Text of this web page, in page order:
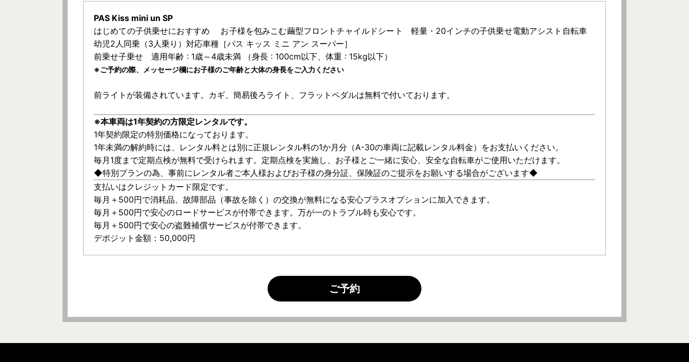
PAS Kiss mini un SP
はじめての子供乗せにおすすめ お子様を包みこむ繭型フロントチャイルドシート 軽量・20インチの子供乗せ電動アシスト自転車
幼児2人同乗（3人乗り）対応車種［パス キッス ミニ アン スーパー］
前乗せ子乗せ 適用年齢 : 1歳～4歳未満 （身長 : 100cm以下、体重 : 15kg以下）
※ご予約の際、メッセージ欄にお子様のご年齢と大体の身長をご入力ください
前ライトが装備されています。カギ、簡易後ろライト、フラットペダルは無料で付いております。
※本車両は1年契約の方限定レンタルです。
1年契約限定の特別価格になっております。
1年未満の解約時には、レンタル料とは別に正規レンタル料の1か月分（A-30の車両に記載レンタル料金）をお支払いください。
毎月1度まで定期点検が無料で受けられます。定期点検を実施し、お子様とご一緒に安心、安全な自転車がご使用いただけます。
◆特別プランの為、事前にレンタル者ご本人様およびお子様の身分証、保険証のご提示をお願いする場合がございます◆
支払いはクレジットカード限定です。
毎月＋500円で消耗品、故障部品（事故を除く）の交換が無料になる安心プラスオプションに加入できます。
毎月＋500円で安心のロードサービスが付帯できます。万が一のトラブル時も安心です。
毎月＋500円で安心の盗難補償サービスが付帯できます。
デポジット金額：50,000円
ご予約